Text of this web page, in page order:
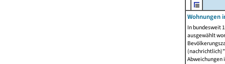
Wohnungen
In bundesweit
ausgewählt
Abweichungen